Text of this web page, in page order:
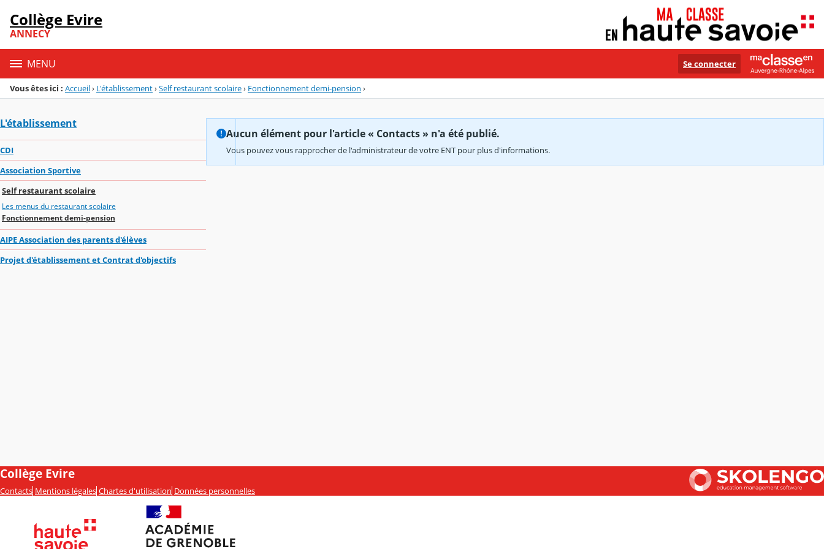
Menu de la rubrique
Contenu
Collège Evire
ANNECY
MENU Se connecter
Vous êtes ici : Accueil› L'établissement›Self restaurant scolaire› Fonctionnement demi-pension ›
L'établissement
CDI
Association Sportive
Self restaurant scolaire
Les menus du restaurant scolaire
Fonctionnement demi-pension
AIPE Association des parents d'élèves
Projet d'établissement et Contrat d'objectifs
Aucun élément pour l'article « Contacts » n'a été publié.
Vous pouvez vous rapprocher de l'administrateur de votre ENT pour plus d'informations.
Collège Evire
Contacts Mentions légales Chartes d'utilisation Données personnelles